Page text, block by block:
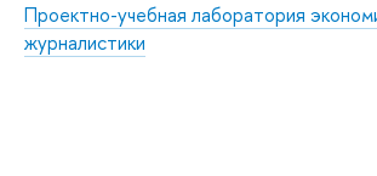
Проектно-учебная лаборатория
журналистики